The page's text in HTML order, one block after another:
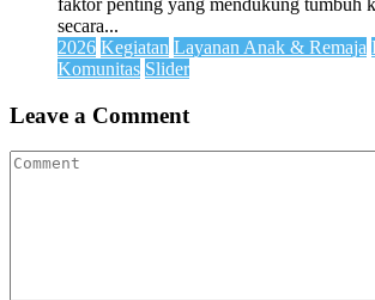
faktor penting yang mendukung tumbuh
secara...
2026 Kegiatan Layanan Anak & Remaja
Komunitas Slider
Leave a Comment